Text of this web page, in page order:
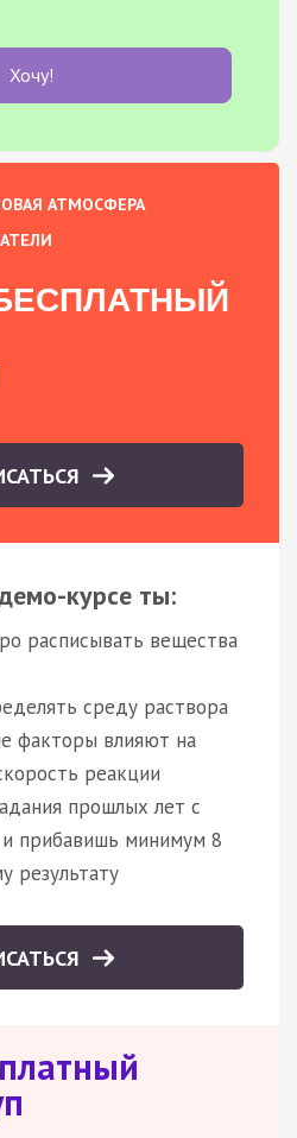
Хочу!
АТМОСФЕРА
курсе ты:
расписывать вещества
среду раствора
факторы влияют на
реакции
прошлых лет с
и прибавишь минимум 8
результату